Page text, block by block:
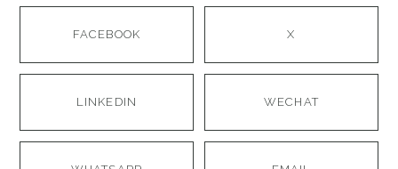
FACEBOOK X
LINKEDIN WECHAT